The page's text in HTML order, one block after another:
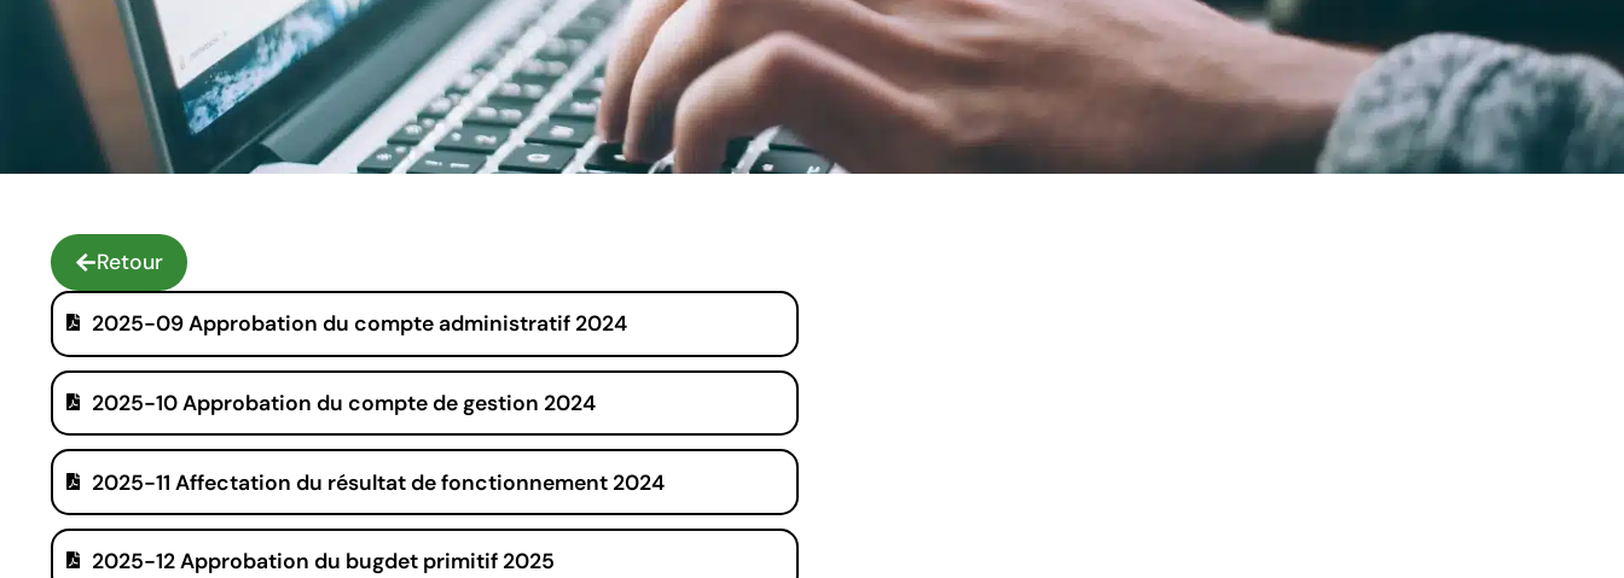
Retour
2025-09 Approbation du compte administratif 2024
2025-10 Approbation du compte de gestion 2024
2025-11 Affectation du résultat de fonctionnement 2024
2025-12 Approbation du bugdet primitif 2025